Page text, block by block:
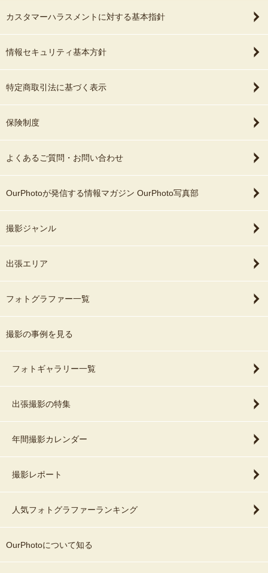
カスタマーハラスメントに対する基本指針
情報セキュリティ基本方針
特定商取引法に基づく表示
保険制度
よくあるご質問・お問い合わせ
OurPhotoが発信する情報マガジン OurPhoto写真部
撮影ジャンル
出張エリア
フォトグラファー一覧
撮影の事例を見る
フォトギャラリー一覧
出張撮影の特集
年間撮影カレンダー
撮影レポート
人気フォトグラファーランキング
OurPhotoについて知る